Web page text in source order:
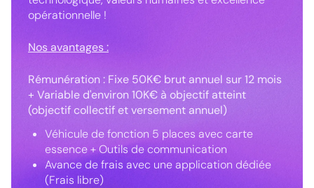
opérationnelle !
Nos avantages :
Rémunération : Fixe 50K€ brut annuel sur 12 mois
+ Variable d'environ 10K€ à objectif atteint
(objectif collectif et versement annuel)
Véhicule de fonction 5 places avec carte
essence + Outils de communication
Avance de frais avec une application dédiée
(Frais libre)